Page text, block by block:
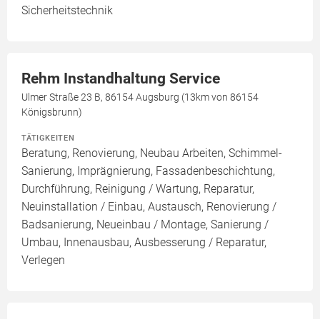
Sicherheitstechnik
Rehm Instandhaltung Service
Ulmer Straße 23 B, 86154 Augsburg (13km von 86154
Königsbrunn)
TÄTIGKEITEN
Beratung, Renovierung, Neubau Arbeiten, Schimmel-
Sanierung, Imprägnierung, Fassadenbeschichtung,
Durchführung, Reinigung / Wartung, Reparatur,
Neuinstallation / Einbau, Austausch, Renovierung /
Badsanierung, Neueinbau / Montage, Sanierung /
Umbau, Innenausbau, Ausbesserung / Reparatur,
Verlegen